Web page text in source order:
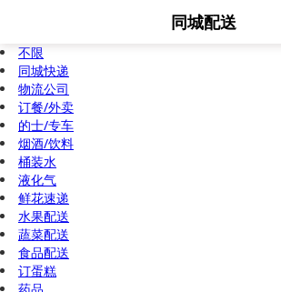
同城配送
不限
同城快递
物流公司
订餐/外卖
的士/专车
烟酒/饮料
桶装水
液化气
鲜花速递
水果配送
蔬菜配送
食品配送
订蛋糕